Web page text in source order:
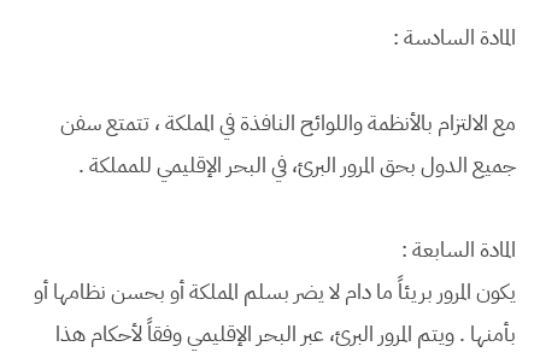
المادة السادسة :
مع الالتزام بالأنظمة واللوائح النافذة في المملكة ، تتمتع سفن
جميع الدول بحق المرور البرئ، في البحر الإقليمي للمملكة .
المادة السابعة :
يكون المرور بريئاً ما دام لا يضر بسلم المملكة أو بحسن نظامها أو
بأمنها . ويتم المرور البرئ، عبر البحر الإقليمي وفقاً لأحكام هذا